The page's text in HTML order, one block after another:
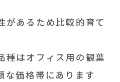
があるため比較的育て
種はオフィス用の観葉
な価格帯にあります